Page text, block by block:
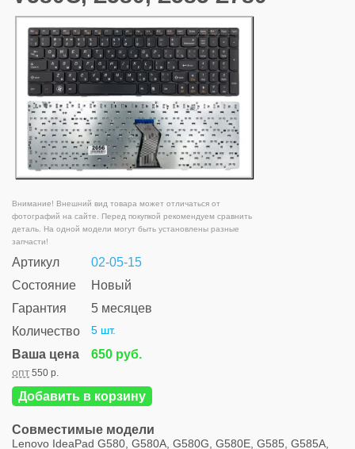
Внимание! Внешний вид товара может отличаться от
фотографий на сайте. Перед покупкой рекомендуем сравнить
деталь. На одной модели могут быть установлены разные
запчасти!
Артикул
02-05-15
Состояние
Новый
Гарантия
5 месяцев
Количество
5 шт.
Ваша цена 650 руб.
опт 550 р.
Добавить в корзину
Совместимые модели
Lenovo IdeaPad G580, G580A, G580G, G580E, G585, G585A,